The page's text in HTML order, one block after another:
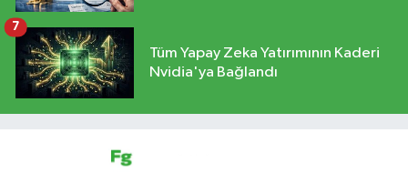
Tüm Yapay Zeka Yatırımının Kaderi
Nvidia'ya Bağlandı
7